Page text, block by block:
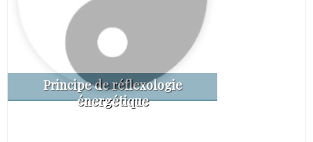
Principe de réflexologie
énergétique